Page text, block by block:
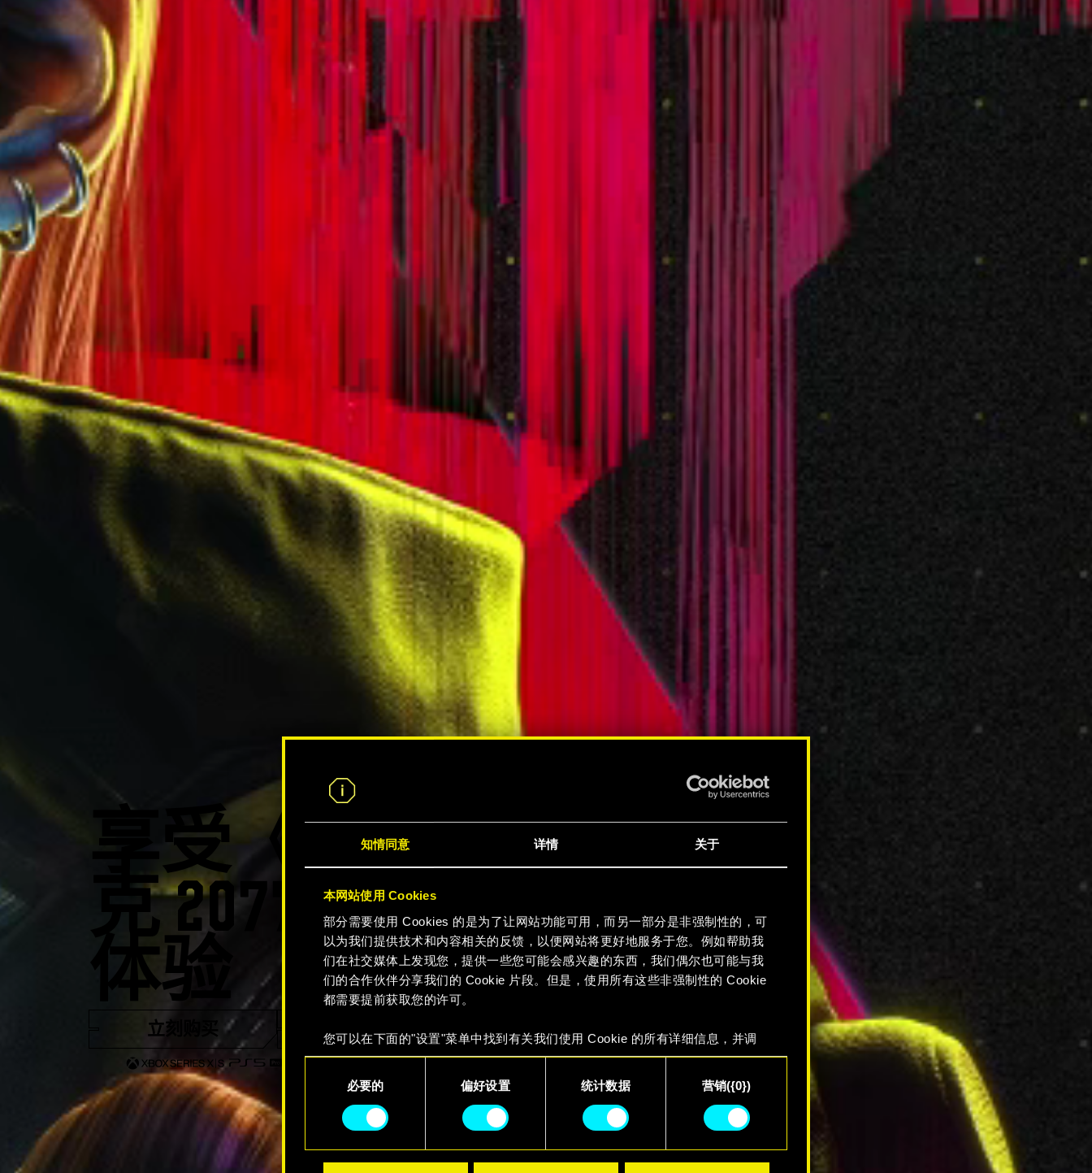
知情同意 详情 关于
本网站使用 Cookies
部分需要使用 Cookies 的是为了让网站功能可用，而另一部分是非强制性的，可
以为我们提供技术和内容相关的反馈，以便网站将更好地服务于您。例如帮助我
们在社交媒体上发现您，提供一些您可能会感兴趣的东西，我们偶尔也可能与我
们的合作伙伴分享我们的 Cookie 片段。但是，使用所有这些非强制性的 Cookie
都需要提前获取您的许可。
您可以在下面的"设置"菜单中找到有关我们使用 Cookie 的所有详细信息，并调
整您对 Cookie 的偏好。一旦您了解了其中的内容并准备好继续，请点击"确
定"。
必要的 偏好设置 统计数据 营销({0})
享受《赛博朋
克 2077》终极
体验
立刻购买 观看预告片